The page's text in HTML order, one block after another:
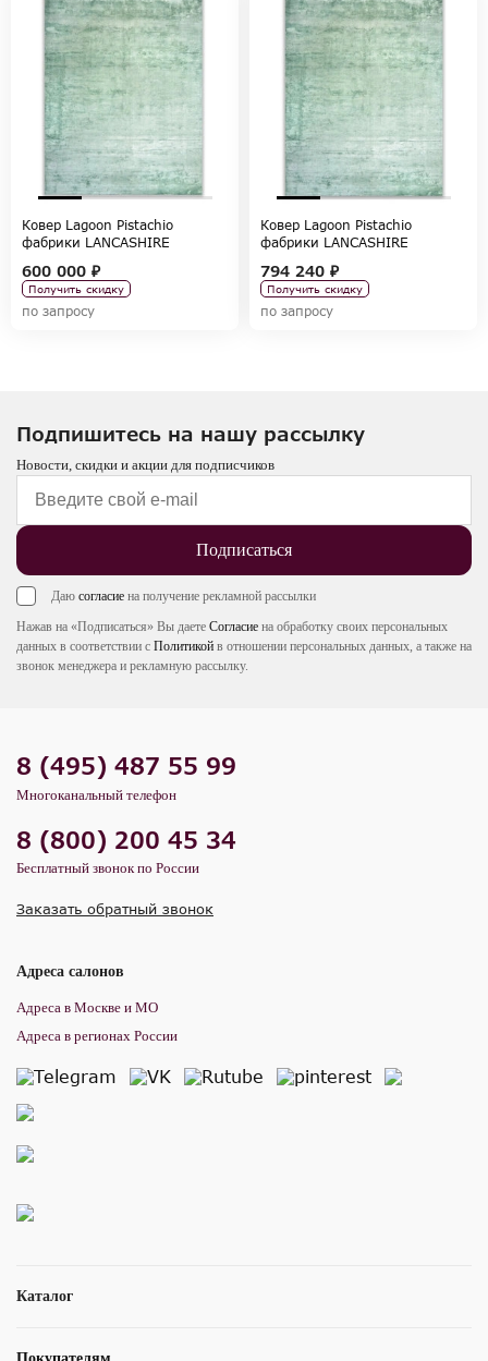
Ковер Lagoon Pistachio
фабрики LANCASHIRE
600 000 ₽
Получить скидку
по запросу
Ковер Lagoon Pistachio
фабрики LANCASHIRE
794 240 ₽
Получить скидку
по запросу
Подпишитесь на нашу рассылку
Новости, скидки и акции для подписчиков
Подписаться
Даю согласие на получение рекламной рассылки
Нажав на «Подписаться» Вы даете Согласие на обработку своих персональных
данных в соответствии с Политикой в отношении персональных данных, а также на
звонок менеджера и рекламную рассылку.
Каталог
8 (495) 487 55 99
Многоканальный телефон
8 (800) 200 45 34
Бесплатный звонок по России
Заказать обратный звонок
Адреса салонов
Адреса в Москве и МО
Адреса в регионах России